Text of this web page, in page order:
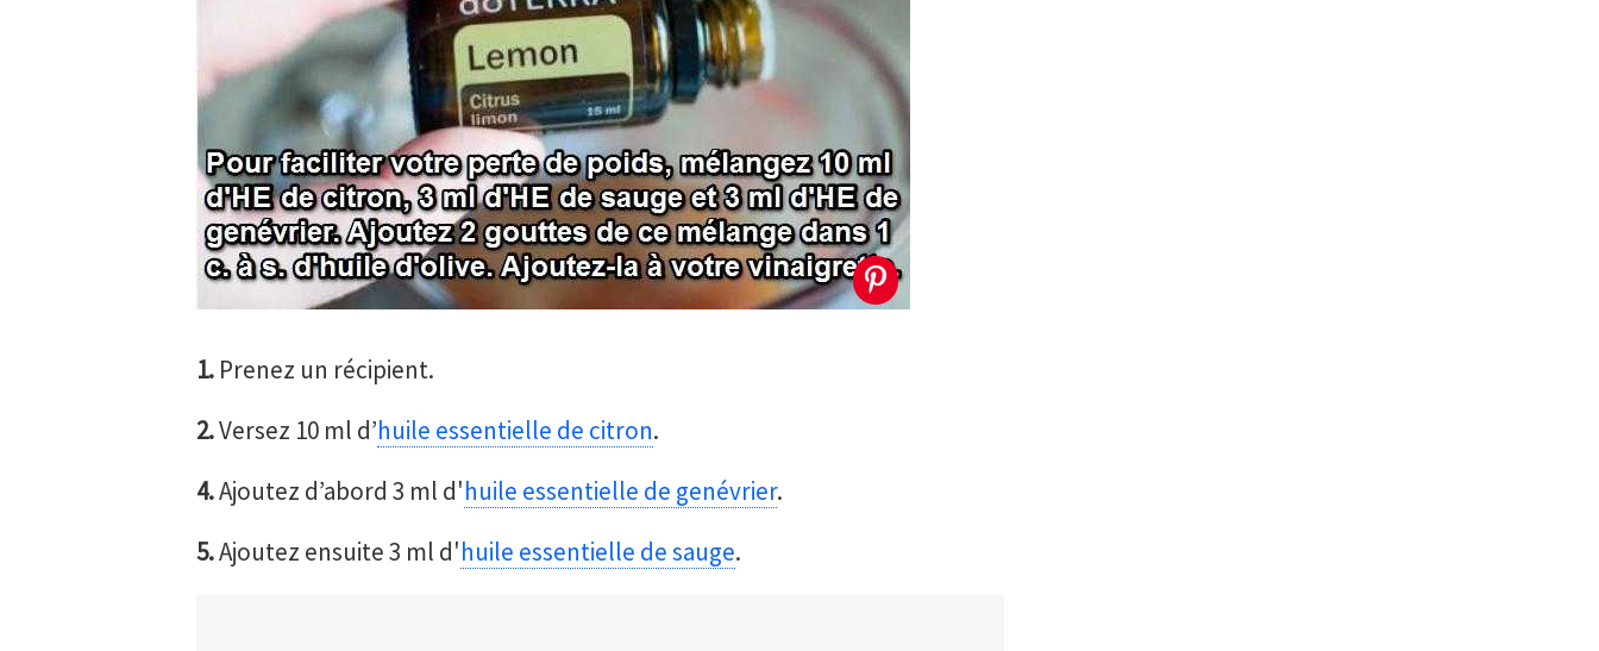
1.Prenez un récipient.
2.Versez 10 ml d’huile essentielle de citron.
4.Ajoutez d’abord 3 ml d'huile essentielle de genévrier.
5.Ajoutez ensuite 3 ml d'huile essentielle de sauge.